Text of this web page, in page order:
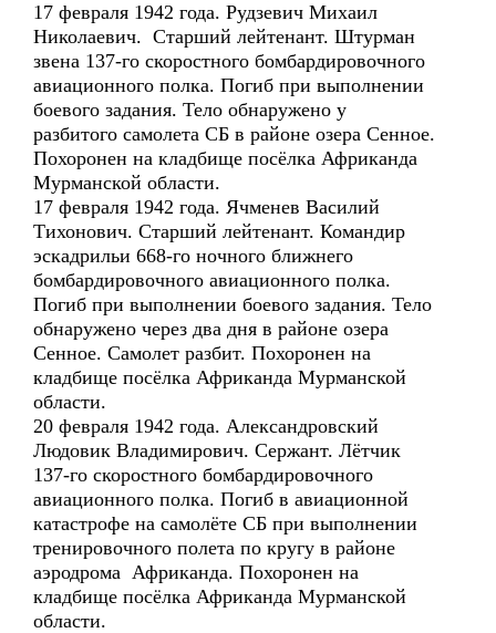
17 февраля 1942 года. Рудзевич Михаил
Николаевич. Старший лейтенант. Штурман
звена 137-го скоростного бомбардировочного
авиационного полка. Погиб при выполнении
боевого задания. Тело обнаружено у
разбитого самолета СБ в районе озера Сенное.
Похоронен на кладбище посёлка Африканда
Мурманской области.
17 февраля 1942 года. Ячменев Василий
Тихонович. Старший лейтенант. Командир
эскадрильи 668-го ночного ближнего
бомбардировочного авиационного полка.
Погиб при выполнении боевого задания. Тело
обнаружено через два дня в районе озера
Сенное. Самолет разбит. Похоронен на
кладбище посёлка Африканда Мурманской
области.
20 февраля 1942 года. Александровский
Людовик Владимирович. Сержант. Лётчик
137-го скоростного бомбардировочного
авиационного полка. Погиб в авиационной
катастрофе на самолёте СБ при выполнении
тренировочного полета по кругу в районе
аэродрома Африканда. Похоронен на
кладбище посёлка Африканда Мурманской
области.